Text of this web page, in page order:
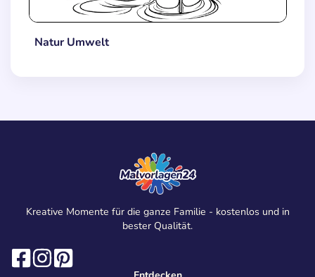
Natur Umwelt
Kreative Momente für die ganze Familie - kostenlos und in
bester Qualität.